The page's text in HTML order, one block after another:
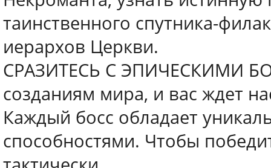
таинственного спутника-
иерархов Церкви.
СРАЗИТЕСЬ С ЭПИЧЕСКИМИ
созданиям мира, и вас ждет
Каждый босс обладает
способностями. Чтобы